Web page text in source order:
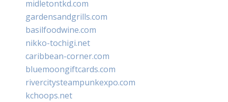
midletontkd.com
gardensandgrills.com
basilfoodwine.com
nikko-tochigi.net
caribbean-corner.com
bluemoongiftcards.com
rivercitysteampunkexpo.com
kchoops.net